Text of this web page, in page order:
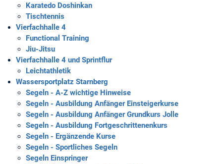
Karatedo Doshinkan
Tischtennis
Vierfachhalle 4
Functional Training
Jiu-Jitsu
Vierfachhalle 4 und Sprintflur
Leichtathletik
Wassersportplatz Starnberg
Segeln - A-Z wichtige Hinweise
Segeln - Ausbildung Anfänger Einsteigerkurse
Segeln - Ausbildung Anfänger Grundkurs Jolle
Segeln - Ausbildung Fortgeschrittenenkurs
Segeln - Ergänzende Kurse
Segeln - Sportliches Segeln
Segeln Einspringer